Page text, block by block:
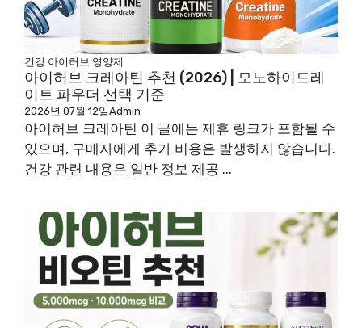
건강 아이허브 영양제
아이허브 크레아틴 추천 (2026) | 모노하이드레
이트 파우더 선택 기준
2026년 07월 12일Admin
아이허브 크레아틴 이 글에는 제휴 링크가 포함될 수
있으며, 구매자에게 추가 비용은 발생하지 않습니다.
건강 관련 내용은 일반 정보 제공 ...